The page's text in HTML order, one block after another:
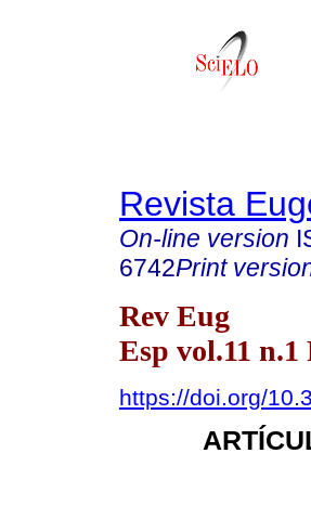
Revista
On-line version
6742Print
Rev Eug
Esp vol.11
https://doi.org/